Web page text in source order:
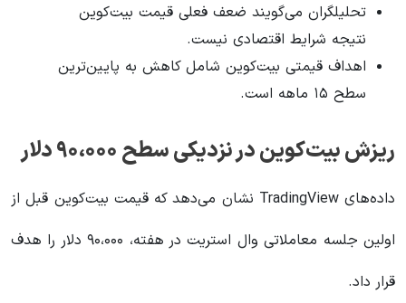
تحلیلگران می‌گویند ضعف فعلی قیمت بیت‌کوین
نتیجه شرایط اقتصادی نیست.
اهداف قیمتی بیت‌کوین شامل کاهش به پایین‌ترین
سطح ۱۵ ماهه است.
ریزش بیت‌کوین در نزدیکی سطح ۹۰،۰۰۰ دلار
داده‌های TradingView نشان می‌دهد که قیمت بیت‌کوین قبل از
اولین جلسه معاملاتی وال استریت در هفته، ۹۰،۰۰۰ دلار را هدف
قرار داد.